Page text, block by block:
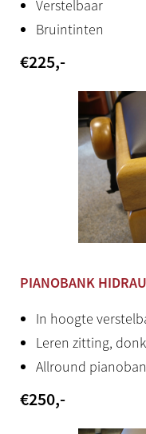
Verstelbaar
Bruintinten
€225,-
PIANOBANK
In hoogte
Leren zitting,
Allround
€250,-